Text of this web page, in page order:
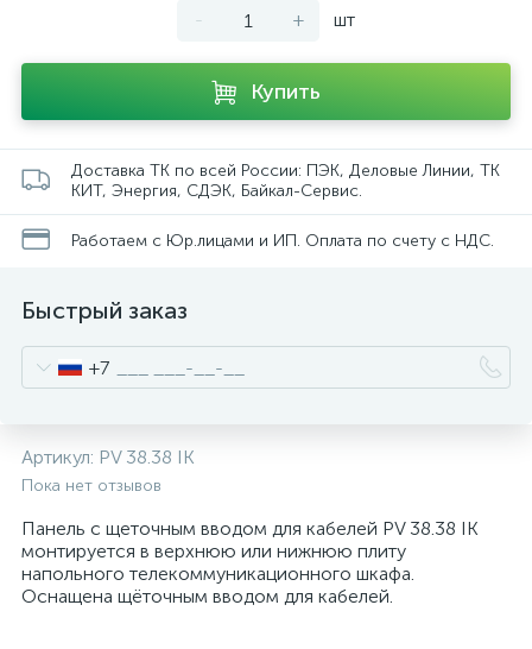
- + шт
Купить
Доставка ТК по всей России: ПЭК, Деловые Линии, ТК
КИТ, Энергия, СДЭК, Байкал-Сервис.
Работаем с Юр.лицами и ИП. Оплата по счету с НДС.
Быстрый заказ
+7
Артикул: PV 38.38 IK
Пока нет отзывов
Панель с щеточным вводом для кабелей PV 38.38 IK
монтируется в верхнюю или нижнюю плиту
напольного телекоммуникационного шкафа.
Оснащена щёточным вводом для кабелей.